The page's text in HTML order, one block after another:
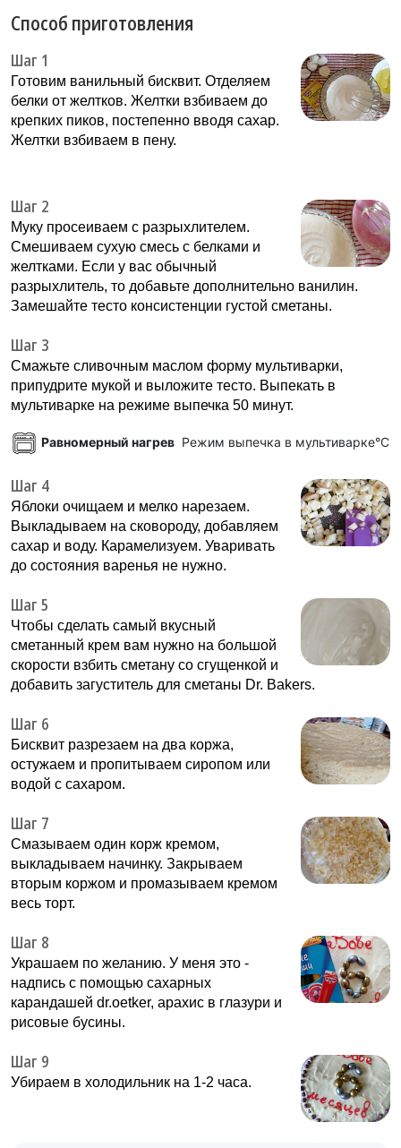
Способ приготовления
Шаг 1
Готовим ванильный бисквит. Отделяем
белки от желтков. Желтки взбиваем до
крепких пиков, постепенно вводя сахар.
Желтки взбиваем в пену.
Шаг 2
Муку просеиваем с разрыхлителем.
Смешиваем сухую смесь с белками и
желтками. Если у вас обычный
разрыхлитель, то добавьте дополнительно ванилин.
Замешайте тесто консистенции густой сметаны.
Шаг 3
Смажьте сливочным маслом форму мультиварки,
припудрите мукой и выложите тесто. Выпекать в
мультиварке на режиме выпечка 50 минут.
Равномерный нагрев Режим выпечка в мультиварке°C
Шаг 4
Яблоки очищаем и мелко нарезаем.
Выкладываем на сковороду, добавляем
сахар и воду. Карамелизуем. Уваривать
до состояния варенья не нужно.
Шаг 5
Чтобы сделать самый вкусный
сметанный крем вам нужно на большой
скорости взбить сметану со сгущенкой и
добавить загуститель для сметаны Dr. Bakers.
Шаг 6
Бисквит разрезаем на два коржа,
остужаем и пропитываем сиропом или
водой с сахаром.
Шаг 7
Смазываем один корж кремом,
выкладываем начинку. Закрываем
вторым коржом и промазываем кремом
весь торт.
Шаг 8
Украшаем по желанию. У меня это -
надпись с помощью сахарных
карандашей dr.oetker, арахис в глазури и
рисовые бусины.
Шаг 9
Убираем в холодильник на 1-2 часа.